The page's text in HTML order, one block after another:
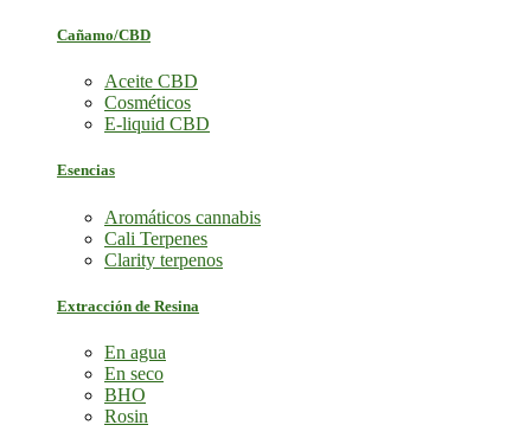
Cañamo/CBD
Aceite CBD
Cosméticos
E-liquid CBD
Esencias
Aromáticos cannabis
Cali Terpenes
Clarity terpenos
Extracción de Resina
En agua
En seco
BHO
Rosin